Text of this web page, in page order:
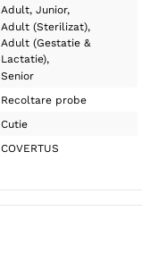
Adult Junior
Adult (Sterilizat)
Adult (Gestatie &
Lactatie)
Senior
Recoltare probe
Cutie
COVERTUS